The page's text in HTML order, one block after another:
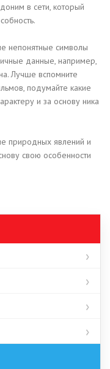
в сети, который
непонятные символы
данные, например,
Лучше вспомните
подумайте какие
и за основу ника
природных явлений и
свою особенности